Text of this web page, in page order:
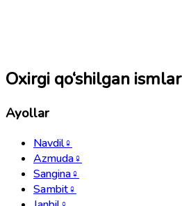
Oxirgi qo‘shilgan ismlar
Ayollar
Navdil♀
Azmuda♀
Sangina♀
Sambit♀